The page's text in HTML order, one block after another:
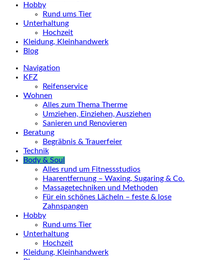
Hobby
Rund ums Tier
Unterhaltung
Hochzeit
Kleidung, Kleinhandwerk
Blog
Navigation
KFZ
Reifenservice
Wohnen
Alles zum Thema Therme
Umziehen, Einziehen, Ausziehen
Sanieren und Renovieren
Beratung
Begräbnis & Trauerfeier
Technik
Body & Soul
Alles rund um Fitnessstudios
Haarentfernung – Waxing, Sugaring & Co.
Massagetechniken und Methoden
Für ein schönes Lächeln – feste & lose
Zahnspangen
Hobby
Rund ums Tier
Unterhaltung
Hochzeit
Kleidung, Kleinhandwerk